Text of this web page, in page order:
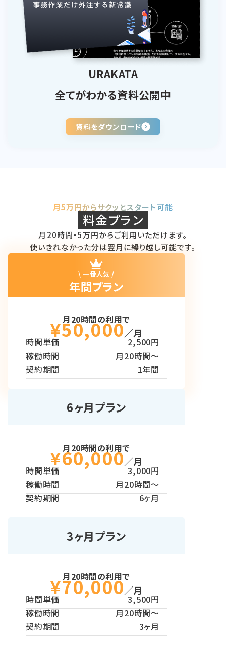
URAKATA
全てがわかる資料公開中
資料をダウンロード
月5万円からサクッとスタート可能
料金プラン
月20時間・5万円からご利用いただけます。
使いきれなかった分は翌月に繰り越し可能です。
\ 一番人気 /
年間プラン
月20時間の利用で
¥50,000／月
時間単価
2,500円
稼働時間
月20時間〜
契約期間
1年間
6ヶ月プラン
月20時間の利用で
¥60,000／月
時間単価
3,000円
稼働時間
月20時間〜
契約期間
6ヶ月
3ヶ月プラン
月20時間の利用で
¥70,000／月
時間単価
3,500円
稼働時間
月20時間〜
契約期間
3ヶ月